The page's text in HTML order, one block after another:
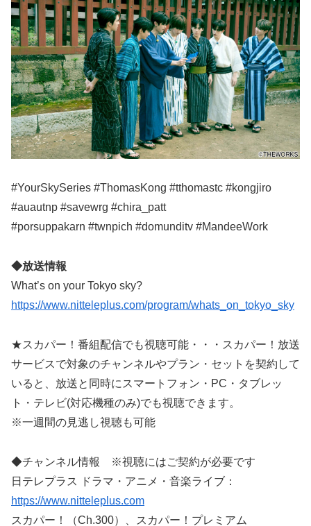
#YourSkySeries #ThomasKong #tthomastc #kongjiro
#auautnp #savewrg #chira_patt
#porsuppakarn #twnpich #domunditv #MandeeWork
◆放送情報
What’s on your Tokyo sky?
https://www.nitteleplus.com/program/whats_on_tokyo_sky
★スカパー！番組配信でも視聴可能・・・スカパー！放送
サービスで対象のチャンネルやプラン・セットを契約して
いると、放送と同時にスマートフォン・PC・タブレッ
ト・テレビ(対応機種のみ)でも視聴できます。
※一週間の見逃し視聴も可能
◆チャンネル情報 ※視聴にはご契約が必要です
日テレプラス ドラマ・アニメ・音楽ライブ：
https://www.nitteleplus.com
スカパー！（Ch.300）、スカパー！プレミアム